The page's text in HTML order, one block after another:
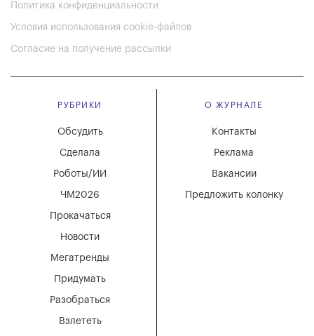
Политика конфиденциальности
Условия использования cookie-файлов
Согласие на получение рассылки
РУБРИКИ
Мегатренды
Придумать
Разобраться
Взлететь
Новости
Обсудить
Сделала
Роботы/ИИ
ЧМ2026
Прокачаться
О ЖУРНАЛЕ
Вакансии
Реклама
Контакты
Предложить колонку